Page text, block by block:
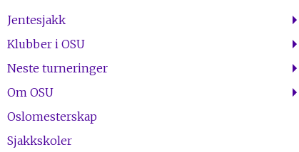
Jentesjakk
Klubber i OSU
Neste turneringer
Om OSU
Oslomesterskap
Sjakkskoler